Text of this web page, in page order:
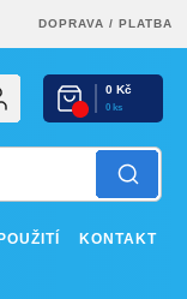
DOPRAVA / PLATBA
0 Kč
0 ks
POUŽITÍ KONTAKT